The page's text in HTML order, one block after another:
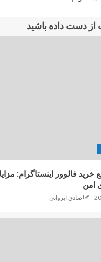
دست داده باشید
خرید فالوور اینستاگرام:
امن
صادق ایروانی